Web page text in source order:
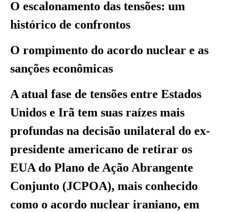
O escalonamento das tensões: um
histórico de confrontos
O rompimento do acordo nuclear e as
sanções econômicas
A atual fase de tensões entre Estados
Unidos e Irã tem suas raízes mais
profundas na decisão unilateral do ex-
presidente americano de retirar os
EUA do Plano de Ação Abrangente
Conjunto (JCPOA), mais conhecido
como o acordo nuclear iraniano, em